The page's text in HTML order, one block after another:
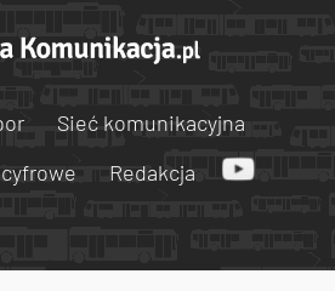
Sieć komunikacyjna
Redakcja